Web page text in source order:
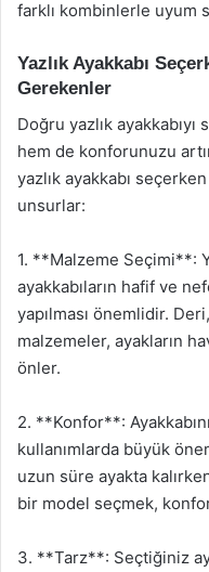
farklı kombinlerle uyum
Yazlık Ayakkabı
Gerekenler
Doğru yazlık
hem de konforunuzu
yazlık ayakkabı
unsurlar:
1. **Malzeme Seçimi**:
ayakkabıların hafif ve
yapılması önemlidir.
malzemeler, ayakların
önler.
2. **Konfor**:
kullanımlarda büyük
uzun süre ayakta
bir model seçmek,
3. **Tarz**: Seçtiğiniz